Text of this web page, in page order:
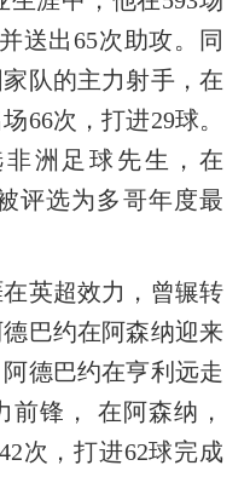
送出65次助攻。同
队的主力射手，在
66次，打进29球。
非洲足球先生，在
评选为多哥年度最
英超效力，曾辗转
巴约在阿森纳迎来
德巴约在亨利远走
锋， 在阿森纳，
次，打进62球完成